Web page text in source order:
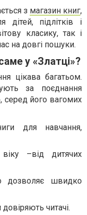
з магазин книг,
дітей, підлітків і
класику, так і
на довгі пошуки.
у «Златці»?
цікава багатьом.
за поєднання
серед його вагомих
для навчання,
–від дитячих
дозволяє швидко
читачі.